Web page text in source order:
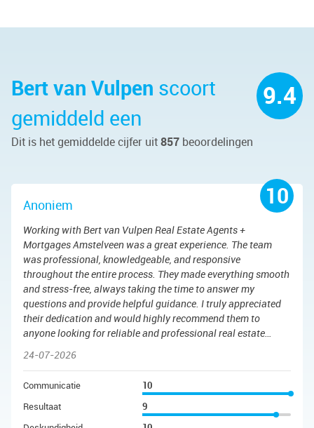
Bert van Vulpen scoort
gemiddeld een
9.4
Dit is het gemiddelde cijfer uit857 beoordelingen
10
Anoniem
Working with Bert van Vulpen Real Estate Agents +
Mortgages Amstelveen was a great experience. The team
was professional, knowledgeable, and responsive
throughout the entire process. They made everything smooth
and stress-free, always taking the time to answer my
questions and provide helpful guidance. I truly appreciated
their dedication and would highly recommend them to
anyone looking for reliable and professional real estate
24-07-2026
Communicatie
10
Resultaat
9